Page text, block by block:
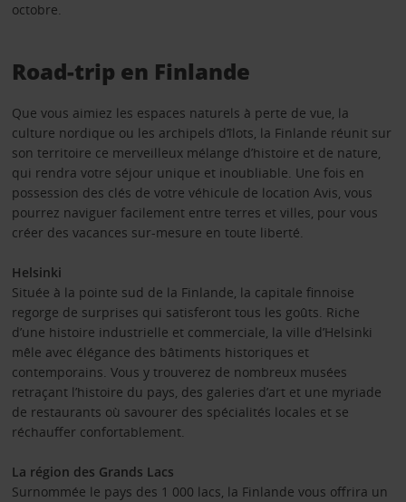
octobre.
Road-trip en Finlande
Que vous aimiez les espaces naturels à perte de vue, la
culture nordique ou les archipels d’îlots, la Finlande réunit sur
son territoire ce merveilleux mélange d’histoire et de nature,
qui rendra votre séjour unique et inoubliable. Une fois en
possession des clés de votre véhicule de location Avis, vous
pourrez naviguer facilement entre terres et villes, pour vous
créer des vacances sur-mesure en toute liberté.
Helsinki
Située à la pointe sud de la Finlande, la capitale finnoise
regorge de surprises qui satisferont tous les goûts. Riche
d’une histoire industrielle et commerciale, la ville d’Helsinki
mêle avec élégance des bâtiments historiques et
contemporains. Vous y trouverez de nombreux musées
retraçant l’histoire du pays, des galeries d’art et une myriade
de restaurants où savourer des spécialités locales et se
réchauffer confortablement.
La région des Grands Lacs
Surnommée le pays des 1 000 lacs, la Finlande vous offrira un